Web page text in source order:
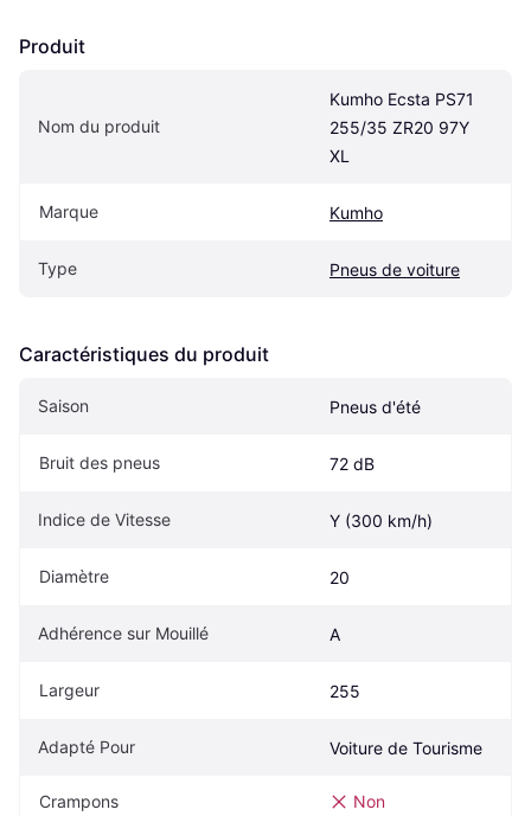
Produit
Nom du produit
Kumho Ecsta PS71
255/35 ZR20 97Y
XL
Marque Kumho
Type Pneus de voiture
Caractéristiques du produit
Saison Pneus d'été
Bruit des pneus 72 dB
Indice de Vitesse Y (300 km/h)
Diamètre 20
Adhérence sur Mouillé A
Largeur 255
Adapté Pour Voiture de Tourisme
Crampons Non